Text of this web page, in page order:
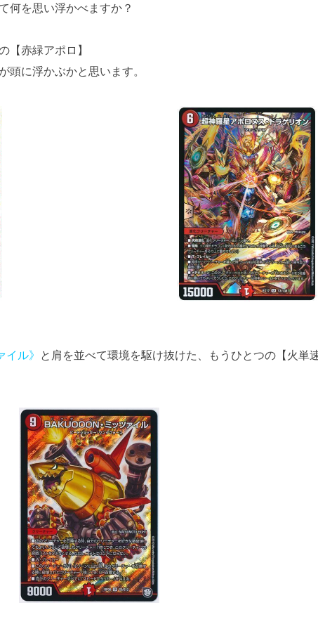
何を思い浮かべますか？
【赤緑アポロ】
に浮かぶかと思います。
ル》 と肩を並べて環境を駆け抜けた、もうひとつの【火単